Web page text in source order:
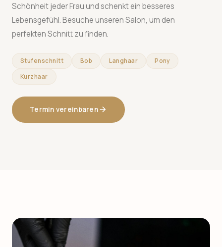
Schönheit jeder Frau und schenkt ein besseres
Lebensgefühl. Besuche unseren Salon, um den
perfekten Schnitt zu finden.
Stufenschnitt Bob Langhaar Pony
Kurzhaar
Termin vereinbaren